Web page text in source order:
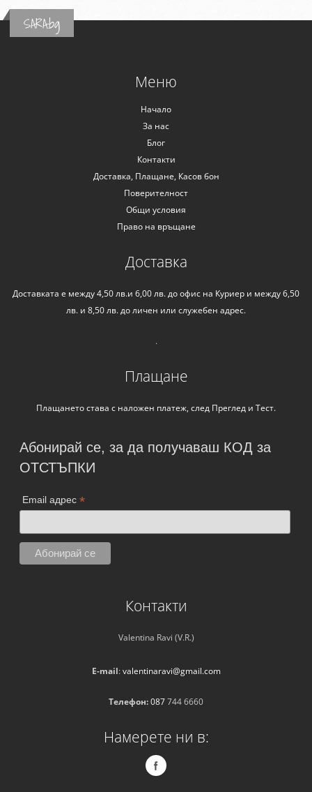
SARA.bg
Меню
Начало
За нас
Блог
Контакти
Доставка, Плащане, Касов бон
Поверителност
Общи условия
Право на връщане
Доставка
Доставката е между 4,50 лв.и 6,00 лв. до офис на Куриер и между 6,50
лв. и 8,50 лв. до личен или служебен адрес.
.
Плащане
Плащането става с наложен платеж, след Преглед и Тест.
Абонирай се, за да получаваш КОД за
ОТСТЪПКИ
Email адрес *
Контакти
Valentina Ravi (V.R.)
E-mail:valentinaravi@gmail.com
Телефон:087744 6660
Намерете ни в: